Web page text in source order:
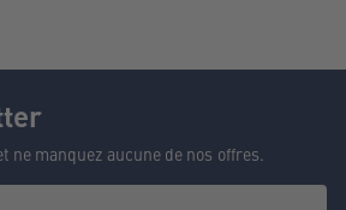
ne manquez aucune de nos offres.